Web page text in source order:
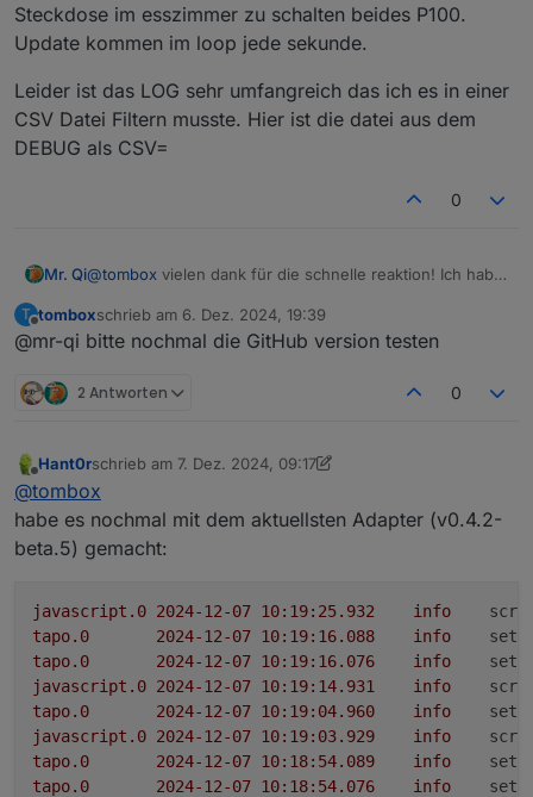
Steckdose im esszimmer zu schalten beides P100.
Update kommen im loop jede sekunde.
Leider ist das LOG sehr umfangreich das ich es in einer
CSV Datei Filtern musste. Hier ist die datei aus dem
DEBUG als CSV=
0
Mr. Qi@tombox vielen dank für die schnelle reaktion! Ich habe
Tasse Kaffee die Git-v2 zu installieren.
Ablauf der installation
Spoiler
ich lass das jetzt erst mal laufen und ziehe später mal
T
Offline
tomboxschrieb am 6. Dez. 2024, 19:39
zuletzt editiert von
@mr-qi bitte nochmal die GitHub version testen
2 Antworten 0
Offline
Hant0rschrieb am 7. Dez. 2024, 09:17
zuletzt editiert von Hant0r12. Juli 2024, 10:21
@tombox
habe es nochmal mit dem aktuellsten Adapter (v0.4.2-
beta.5) gemacht:
javascript.0 info
tapo.0
info
tapo.0
info
javascript.0
info
tapo.0
info
javascript.0
info
tapo.0
info
tapo.0
info